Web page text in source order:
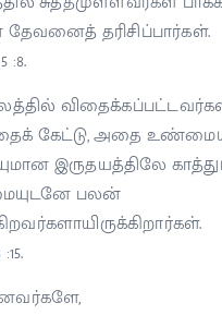
தரிசிப்பார்கள்.
:8.
கேட்டு, அதை
இருதயத்திலே
பலன்